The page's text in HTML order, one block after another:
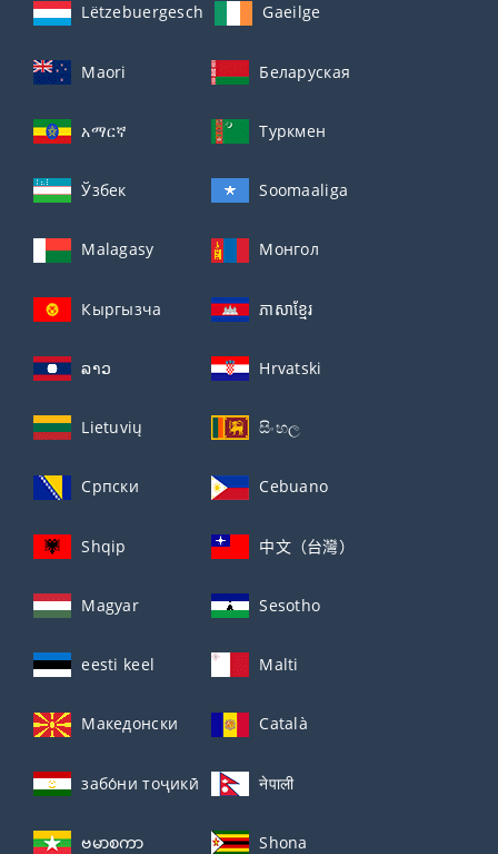
Lëtzebuergesch Gaeilge
Maori Беларуская
አማርኛ Туркмен
Ўзбек Soomaaliga
Malagasy Монгол
Кыргызча ភាសាខ្មែរ
ລາວ Hrvatski
Lietuvių සිංහල
Српски Cebuano
Shqip 中文（台灣）
Magyar Sesotho
eesti keel Malti
Македонски Català
забо́ни тоҷикӣ́ नेपाली
ဗမာစကာ Shona